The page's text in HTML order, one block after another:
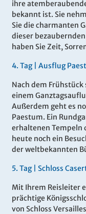
ihre
bekannt ist. Sie
Sie die charmanten
dieser
haben Sie Zeit,
4. Tag | Ausflug
Nach dem
einem
Außerdem geht es
Paestum. Ein
erhaltenen
heute noch ein
der weltbekannten
5. Tag | Schloss
Mit Ihrem Reisleiter
prächtige
von Schloss